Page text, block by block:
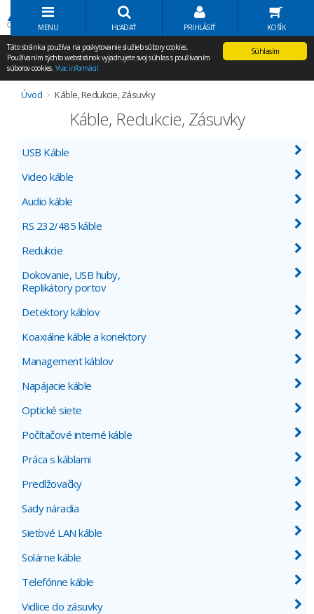
Volať Agem
MENU HĽADAŤ PRIHLÁSIŤ KOŠÍK
Súhlasím
Táto stránka používa na poskytovanie služieb súbory cookies.
Používaním týchto webstránok vyjadrujete svoj súhlas s používaním
súborov cookies. Viac informácií
Úvod Káble, Redukcie, Zásuvky
Káble, Redukcie, Zásuvky
USB Káble
Video káble
Audio káble
RS 232/485 káble
Redukcie
Dokovanie, USB huby,
Replikátory portov
Detektory káblov
Koaxiálne káble a konektory
Management káblov
Napájacie káble
Optické siete
Počítačové interné káble
Práca s káblami
Predlžovačky
Sady náradia
Sieťové LAN káble
Solárne káble
Telefónne káble
Vidlice do zásuvky